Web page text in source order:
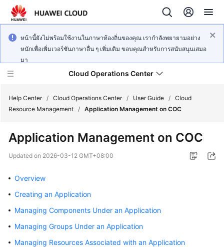
หน้านี้ยังไม่พร้อมใช้งานในภาษาท้องถิ่นของคุณ เรากำลังพยายามอย่าง
หนักเพื่อเพิ่มเวอร์ชันภาษาอื่น ๆ เพิ่มเติม ขอบคุณสำหรับการสนับสนุนเสมอ
มา
Cloud Operations Center
New
Overview
Billing
Started
Help Center / Cloud Operations Center / User Guide / Cloud
Resource Management / Application Management on COC
Application Management on COC
Updated on 2026-03-12 GMT+08:00
Overview
Creating an Application
Managing Components Under an Application
Managing Groups Under an Application
Managing Resources Associated with an Application